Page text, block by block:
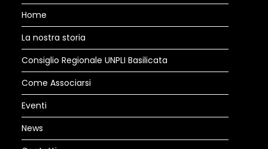
Home
La nostra storia
Consiglio Regionale UNPLI Basilicata
Come Associarsi
Eventi
News